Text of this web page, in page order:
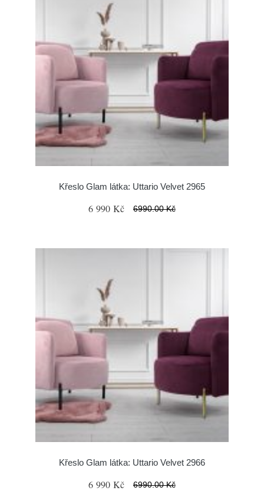
Křeslo Glam látka: Uttario Velvet 2965
6 990 Kč 6990.00 Kč
Křeslo Glam látka: Uttario Velvet 2966
6 990 Kč 6990.00 Kč